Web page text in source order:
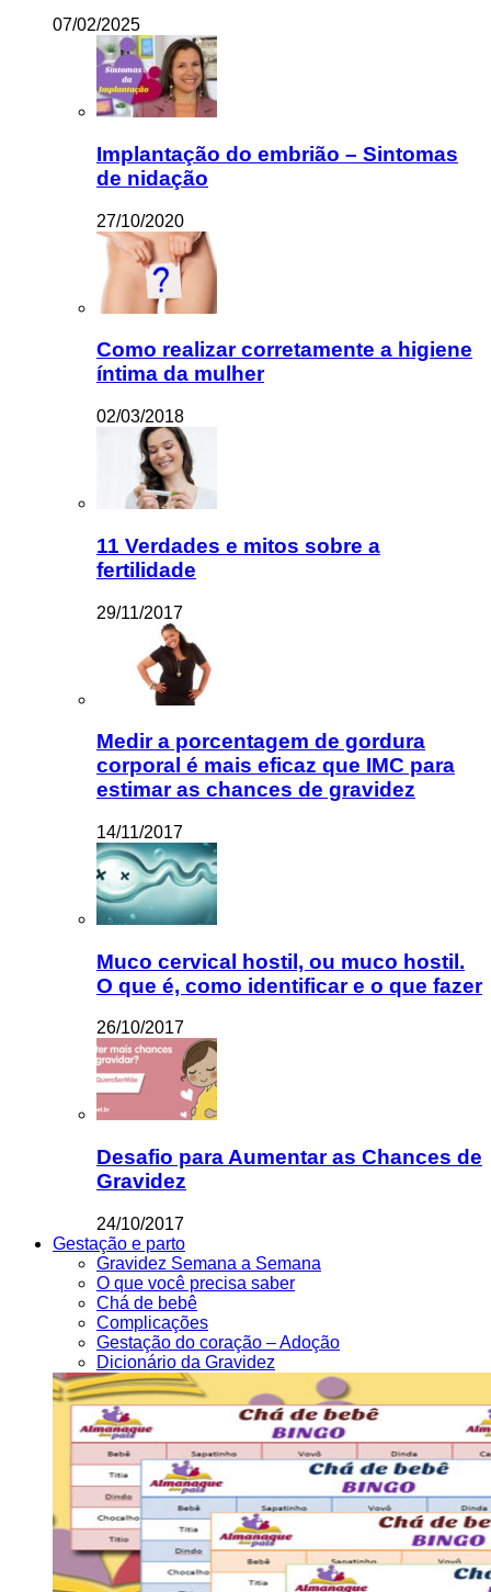
07/02/2025
Implantação do embrião – Sintomas
de nidação
27/10/2020
Como realizar corretamente a higiene
íntima da mulher
02/03/2018
11 Verdades e mitos sobre a
fertilidade
29/11/2017
Medir a porcentagem de gordura
corporal é mais eficaz que IMC para
estimar as chances de gravidez
14/11/2017
Muco cervical hostil, ou muco hostil.
O que é, como identificar e o que fazer
26/10/2017
Desafio para Aumentar as Chances de
Gravidez
24/10/2017
Gestação e parto
Gravidez Semana a Semana
O que você precisa saber
Chá de bebê
Complicações
Gestação do coração – Adoção
Dicionário da Gravidez